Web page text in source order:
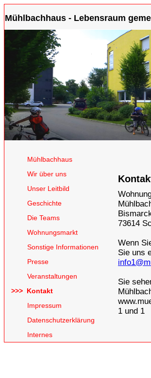
Mühlbachhaus - Lebensraum
Mühlbachhaus
Wir über uns
Unser Leitbild
Geschichte
Die Teams
Wohnungsmarkt
Sonstige Informationen
Presse
Veranstaltungen
>>> Kontakt
Impressum
Datenschutzerklärung
Internes
73614
Wenn
Sie uns
Sie
1 und 1